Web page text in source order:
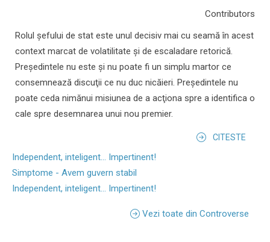
Contributors
Rolul şefului de stat este unul decisiv mai cu seamă în acest
context marcat de volatilitate şi de escaladare retorică.
Preşedintele nu este şi nu poate fi un simplu martor ce
consemnează discuţii ce nu duc nicăieri. Preşedintele nu
poate ceda nimănui misiunea de a acţiona spre a identifica o
cale spre desemnarea unui nou premier.
CITESTE
Independent, inteligent... Impertinent!
Simptome - Avem guvern stabil
Independent, inteligent... Impertinent!
Vezi toate din Controverse